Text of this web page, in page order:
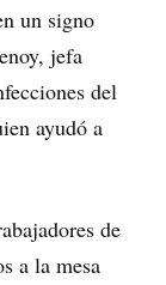
un signo
jefa
del
ayudó a
de
a la mesa